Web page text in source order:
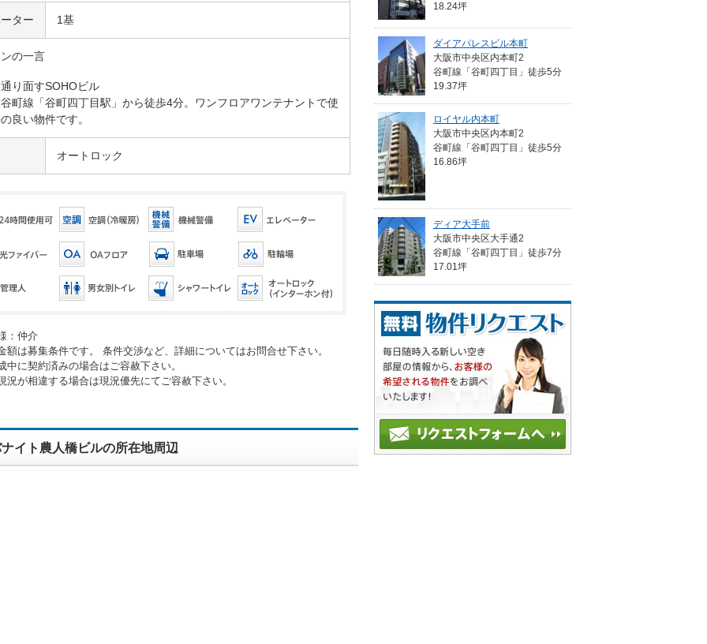
ター 1基
の一言
り面すSOHOビル
町線「谷町四丁目駅」から徒歩4分。ワンフロアワンテナントで使
良い物件です。
オートロック
：仲介
は募集条件です。 条件交渉など、詳細についてはお問合せ下さい。
に契約済みの場合はご容赦下さい。
が相違する場合は現況優先にてご容赦下さい。
イト農人橋ビルの所在地周辺
18.24坪
ダイアパレスビル本町
大阪市中央区内本町2
谷町線「谷町四丁目」徒歩5分
19.37坪
ロイヤル内本町
大阪市中央区内本町2
谷町線「谷町四丁目」徒歩5分
16.86坪
ディア大手前
大阪市中央区大手通2
谷町線「谷町四丁目」徒歩7分
17.01坪